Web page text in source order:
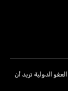
الدولية تريد أن